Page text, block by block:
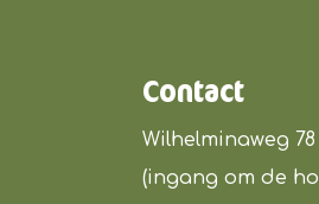
Contact
Wilhelminaweg 78
(ingang om de